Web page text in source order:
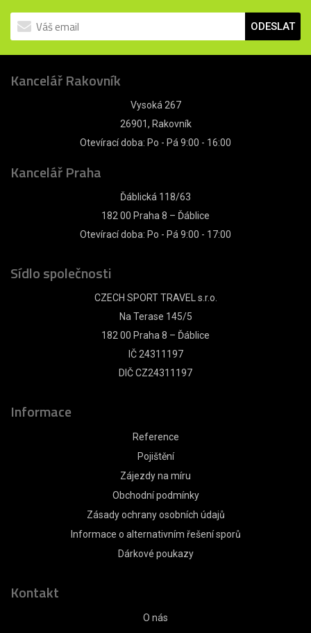
ODESLAT
Kancelář Rakovník
Vysoká 267
26901, Rakovník
Otevírací doba: Po - Pá 9:00 - 16:00
Kancelář Praha
Ďáblická 118/63
182 00 Praha 8 – Ďáblice
Otevírací doba: Po - Pá 9:00 - 17:00
Sídlo společnosti
CZECH SPORT TRAVEL s.r.o.
Na Terase 145/5
182 00 Praha 8 – Ďáblice
IČ 24311197
DIČ CZ24311197
Informace
Reference
Pojištění
Zájezdy na míru
Obchodní podmínky
Zásady ochrany osobních údajů
Informace o alternativním řešení sporů
Dárkové poukazy
Kontakt
O nás